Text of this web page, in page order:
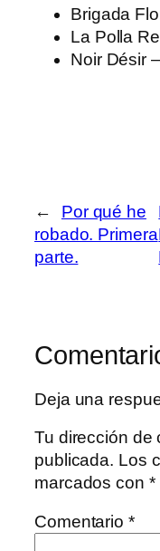
Brigada
La Polla
Noir Désir
←
Por qué he
robado. Primera
parte.
Deja una
Tu dirección de
publicada. Los
marcados con *
Comentario *